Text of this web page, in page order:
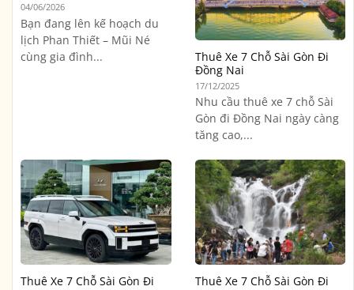
04/06/2026
Bạn đang lên kế hoạch du
lịch Phan Thiết – Mũi Né
cùng gia đình...
Thuê Xe 7 Chỗ Sài Gòn Đi
Đồng Nai
17/12/2025
Nhu cầu thuê xe 7 chỗ Sài
Gòn đi Đồng Nai ngày càng
tăng cao,...
Thuê Xe 7 Chỗ Sài Gòn Đi
Thuê Xe 7 Chỗ Sài Gòn Đi